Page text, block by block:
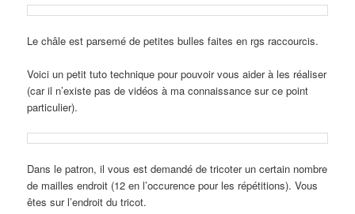
Le châle est parsemé de petites bulles faites en rgs raccourcis.
Voici un petit tuto technique pour pouvoir vous aider à les réaliser
(car il n’existe pas de vidéos à ma connaissance sur ce point
particulier).
Dans le patron, il vous est demandé de tricoter un certain nombre
de mailles endroit (12 en l’occurence pour les répétitions). Vous
êtes sur l’endroit du tricot.